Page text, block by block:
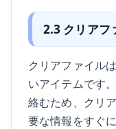
2.3 クリアフ
クリアファイル
いアイテムです
絡むため、クリ
要な情報をすぐ